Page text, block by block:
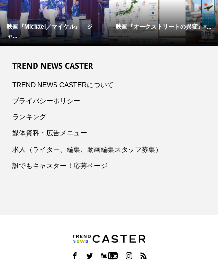
ークストリートの異変』×... 完全撮り下ろし「2027年版 羽生結...
【中
c...
TREND NEWS CASTER
TREND NEWS CASTERについて
プライバシーポリシー
ランキング
媒体資料・広告メニュー
求人（ライター、編集、動画編集スタッフ募集）
誰でもキャスター！応募ページ